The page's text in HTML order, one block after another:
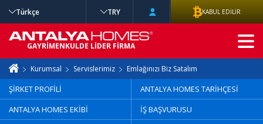
Kurumsal Servislerimiz Emlağınızı Biz Satalım
ŞİRKET PROFİLİ
ANTALYA HOMES TARİHÇESİ
ANTALYA HOMES EKİBİ
İŞ BAŞVURUSU
Türkçe TRY KABUL EDİLİR
GAYRİMENKULDE LİDER FİRMA
GELİŞMİŞ
ARAMA